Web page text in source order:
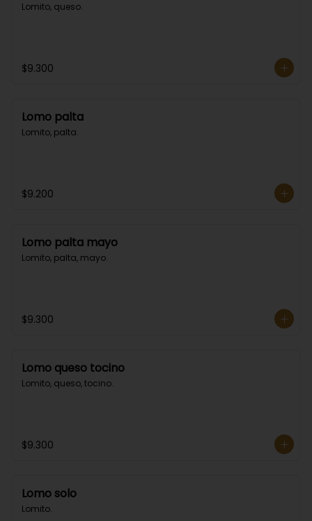
Lomito, queso.
$9.300
Lomo palta
Lomito, palta.
$9.200
Lomo palta mayo
Lomito, palta, mayo.
$9.300
Lomo queso tocino
Lomito, queso, tocino.
$9.300
Lomo solo
Lomito.